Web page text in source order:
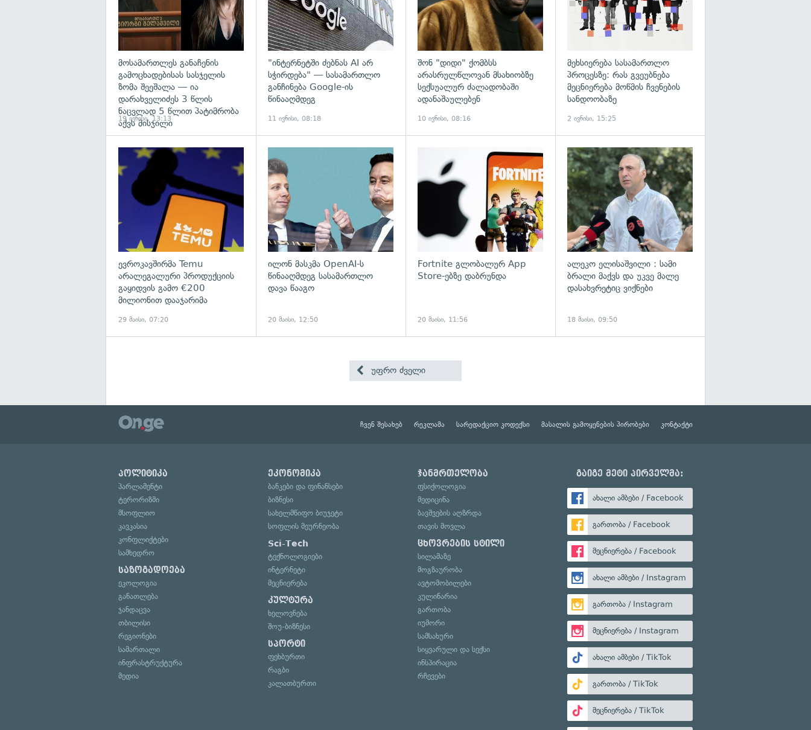
მოსამართლეს განაჩენის
გამოცხადებისას სასჯელის
ზომა შეეშალა — ია
დარახველიძეს 3 წლის
ნაცვლად 5 წლით პატიმრობა
აქვს მისჯილი
19 ივნისი, 13:13
"ინტერნეტში ძებნას AI არ
სჭირდება" — სასამართლო
განჩინება Google-ის
წინააღმდეგ
11 ივნისი, 08:18
შონ "დიდი" ქომბსს
არასრულწლოვან მსახიობზე
სექსუალურ ძალადობაში
ადანაშაულებენ
10 ივნისი, 08:16
მეხსიერება სასამართლო
პროცესზე: რას გვეუბნება
მეცნიერება მოწმის ჩვენების
სანდოობაზე
2 ივნისი, 15:25
გადახედვა
ევროკავშირმა Temu
არალეგალური პროდუქციის
გაყიდვის გამო €200
მილიონით დააჯარიმა
29 მაისი, 07:20
გადახედვა
ილონ მასკმა OpenAI-ს
წინააღმდეგ სასამართლო
დავა წააგო
20 მაისი, 12:50
გადახედვა
Fortnite გლობალურ App
Store-ებზე დაბრუნდა
20 მაისი, 11:56
ალეკო ელისაშვილი : სამი
ბრალი მაქვს და უკვე მალე
დასახვრეტიც ვიქნები
18 მაისი, 09:50
უფრო ძველი
ჩვენ შესახებ რეკლამა სარედაქციო კოდექსი მასალის გამოყენების პირობები კონტაქტი
პოლიტიკა
პარლამენტი
ტერორიზმი
მსოფლიო
კავკასია
კონფლიქტები
სამხედრო
საზოგადოება
ეკოლოგია
განათლება
ჯანდაცვა
თბილისი
რეგიონები
სამართალი
ინფრასტრუქტურა
მედია
ეკონომიკა
ბანკები და ფინანსები
ბიზნესი
სახელმწიფო ბიუჯეტი
სოფლის მეურნეობა
Sci-Tech
ტექნოლოგიები
ინტერნეტი
მეცნიერება
კულტურა
ხელოვნება
შოუ-ბიზნესი
სპორტი
ფეხბურთი
რაგბი
კალათბურთი
ჯანმრთელობა
ფსიქოლოგია
მედიცინა
ბავშვების აღზრდა
თავის მოვლა
ცხოვრების სტილი
სილამაზე
მოგზაურობა
ავტომობილები
კულინარია
გართობა
იუმორი
სამსახური
სიყვარული და სექსი
ინსპირაცია
რჩევები
გაიგე მეტი პირველმა:
ახალი ამბები / Facebook
გართობა / Facebook
მეცნიერება / Facebook
ახალი ამბები / Instagram
გართობა / Instagram
მეცნიერება / Instagram
ახალი ამბები / TikTok
გართობა / TikTok
მეცნიერება / TikTok